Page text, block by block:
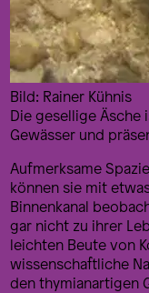
Bild: Rainer Kühnis
Die gesellige Äsche
Gewässer und
Aufmerksame
können sie mit
Binnenkanal
gar nicht zu ihrer
leichten Beute von
wissenschaftliche
den thymianartigen